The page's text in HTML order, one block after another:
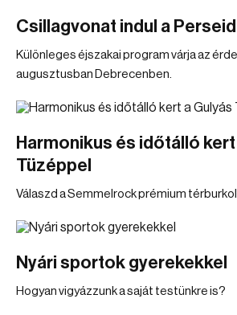
Csillagvonat indul a
Különleges éjszakai program várja az
augusztusban Debrecenben.
Harmonikus és időtálló kert
Tüzéppel
Válaszd a Semmelrock prémium
Nyári sportok gyerekekkel
Hogyan vigyázzunk a saját testünkre is?